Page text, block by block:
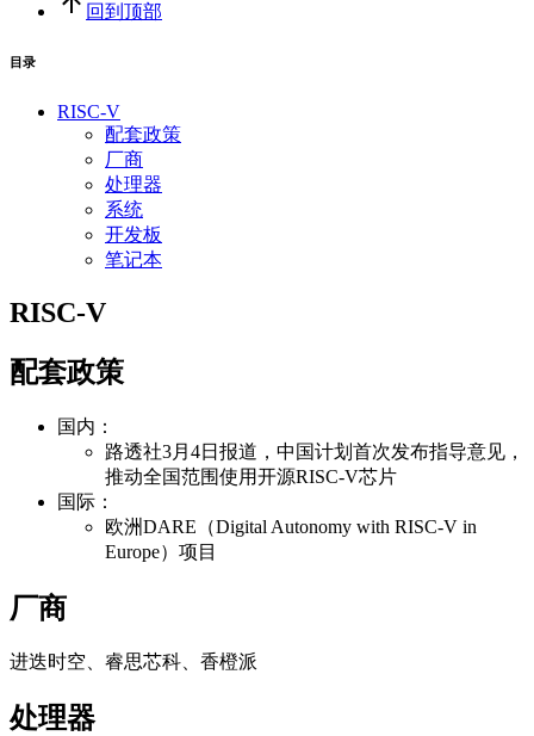
回到顶部
目录
RISC-V
配套政策
厂商
处理器
系统
开发板
笔记本
RISC-V
配套政策
国内：
路透社3月4日报道，中国计划首次发布指导意见，
推动全国范围使用开源RISC-V芯片
国际：
欧洲DARE（Digital Autonomy with RISC-V in
Europe）项目
厂商
进迭时空、睿思芯科、香橙派
处理器